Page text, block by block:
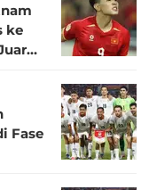
ke
Fase